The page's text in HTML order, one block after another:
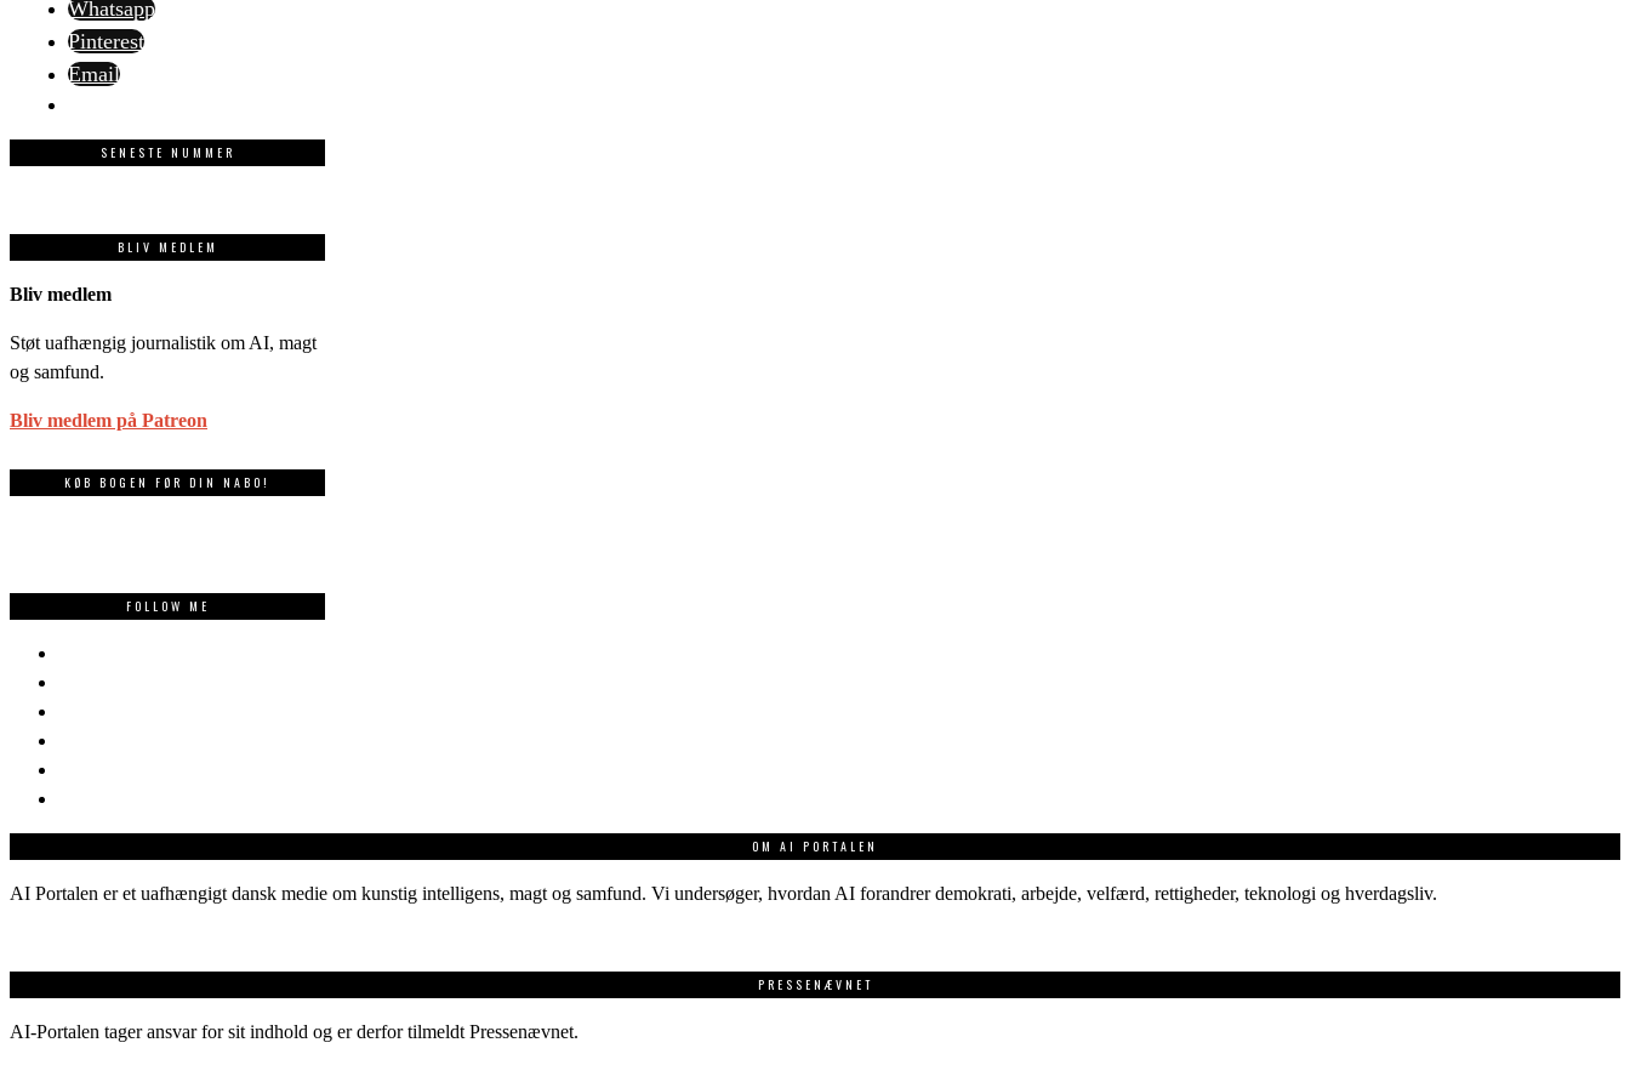
Whatsapp
Pinterest
Email
SENESTE NUMMER
BLIV MEDLEM
Bliv medlem
Støt uafhængig journalistik om AI, magt
og samfund.
Bliv medlem på Patreon
KØB BOGEN FØR DIN NABO!
FOLLOW ME
OM AI PORTALEN
AI Portalen er et uafhængigt dansk medie om kunstig intelligens, magt og samfund. Vi undersøger, hvordan AI forandrer demokrati, arbejde, velfærd, rettigheder, teknologi og hverdagsliv.
PRESSENÆVNET
AI-Portalen tager ansvar for sit indhold og er derfor tilmeldt Pressenævnet.